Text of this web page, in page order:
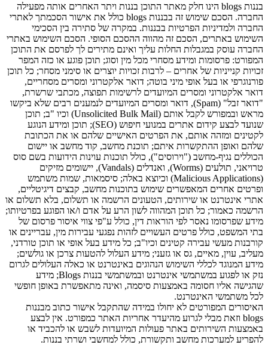
בננות blogs הינו חלק מאתר התוכן בננות ויתר האחרים אותה מפעילה
החברה. הסכם שימוש זה בבננות blogs כולל את אישור הסכמתך לאתרי
החברה ולמדיניות הפרטיות בבננות. במקרה של סתירה בין הסכימי
השימוש באתרים, הסכם זה מהווה ההסכם הסופי. הסכם השימוש באתרי
החברה עוסק במגבלות החלות עליך ואינם מתירים לך לפרסם את התוכן
המפורט: פרסומות ומידע מסחרי מכל מין וסוג; תוכן פוגע או כזה המפר
זכויות קנייניות של אחרים – לרבות זכויות יוצרים או סימני מסחר; כל תוכן
פורנוגרפי או בעל אופי מיני בוטה; דואר אלקטרוני ומסרים מסחריים,
דואר אלקטרוני ומסרים המיועדים לרשימות תפוצה, מכתבי שרשרת,
"דואר זבל" (Spam), דואר ומסרים המיועדים לנמענים רבים שלא ביקשו
מראש ובמפורש לקבל אותם (Unsolicited Bulk Mail) וכיו "ב; תוכן
שנועד לבצע קידום אתרים במנועי חיפוש (SEO); תוכן ומידע הנוגע
לקטינים ומזהה אותם, את הפרטים האישיים שלהם או את הכתובת
שלהם ואופן ההתקשרות איתם; תוכנת מחשב, קוד מחשב או יישום
הכוללים נגיף-מחשב ("וירוסים"), כולל תוכנות עוינות הידועות בשם סוס
טרויאני, תולעים (Worms), ואנדלים (Vandals), יישומים מזיקים
(Malicious Applications) וכיוצא באלה; סיסמאות, שמות משתמש
ופרטים אחרים המאפשרים שימוש בתוכנות מחשב, קבצים דיגיטליים,
אתרי אינטרנט או שירותים, הטעונים הרשמה או תשלום, בלא תשלום או
הרשמה כאמור; כל תוכן המהווה לשון הרע על אדם ו/או הפוגע בפרטיותו;
מידע שפרסומו נאסר לפי הוראות דין, כולל ע"פי צווי איסור פרסום של
בתי המשפט, כולל פרטים העשויים לזהות נפגעי עבירות מין, עבריינים או
קורבנות מעשי עבירה קטינים וכיו"ב; כל מידע בעל אופי או תוכן טורדני,
מעליב, עוין, מאיים, גס או גזעני; מידע העלול להטעות צרכן או גולשים;
מידע המנוגד לכללי השימוש הנהוגים באינטרנט או כאלה העלולים לגרום
נזק או לפגוע במשתמשי אינטרנט ובמשתמשי בננות Blogs; מידע
שהגישה אליו חסומה באמצעות סיסמה, ואינה מתאפשרת באופן חופשי
לכל משתמשי האינטרנט.
האיסורים המפורטים לא יחולו במידה שהתקבל אישור כתוב מבננות
blogs וזאת מבלי לגרוע מהיעדר אחריות האתר כמפורט. אין לבצע
באמצעות השירותים באתר פעולות המיועדות לשבש או להכביד או
להפריע למערכות מחשב ותקשורת, כולל למחשבי ושרתי בננות.